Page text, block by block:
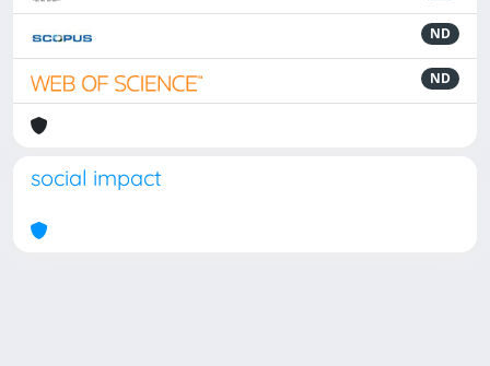
ND
ND
social impact